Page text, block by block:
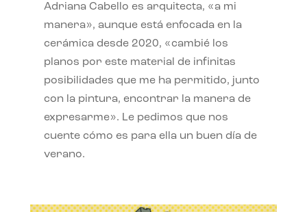
Adriana Cabello es arquitecta, «a mi
manera», aunque está enfocada en la
cerámica desde 2020, «cambié los
planos por este material de infinitas
posibilidades que me ha permitido, junto
con la pintura, encontrar la manera de
expresarme». Le pedimos que nos
cuente cómo es para ella un buen día de
verano.